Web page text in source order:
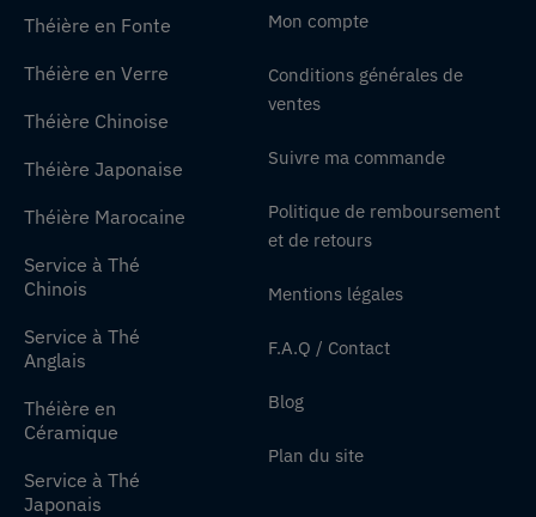
Théière en Fonte
Théière en Verre
Théière Chinoise
Théière Japonaise
Théière Marocaine
Service à Thé
Chinois
Service à Thé
Anglais
Théière en
Céramique
Service à Thé
Japonais
Mon compte
Conditions générales de
ventes
Suivre ma commande
Politique de remboursement
et de retours
Mentions légales
F.A.Q / Contact
Blog
Plan du site